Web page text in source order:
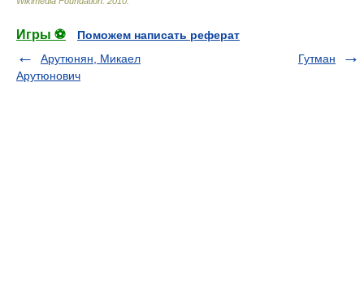
Игры ⚽
Поможем написать реферат
Арутюнян, Микаел
Арутюнович
Гутман